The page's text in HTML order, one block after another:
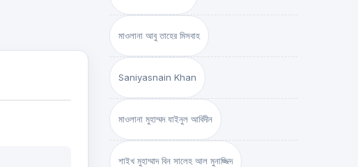
মাওলানা আবু তাহের মিসবাহ
Saniyasnain Khan
মাওলানা মুহাম্মদ যাইনুল আবিদীন
শাইখ মুহাম্মাদ বিন সালেহ আল মুনাজ্জিদ